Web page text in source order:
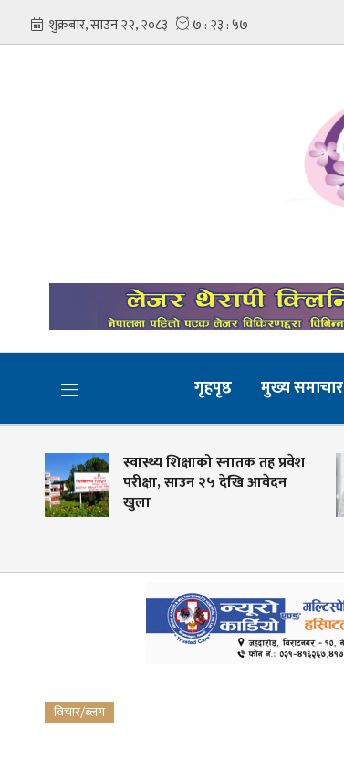
गृहपृष्ठ मुख्य समाचार
स्वास्थ्य शिक्षाको स्नातक तह प्रवेश
परीक्षा, साउन २५ देखि आवेदन
खुला
विचार/ब्लग